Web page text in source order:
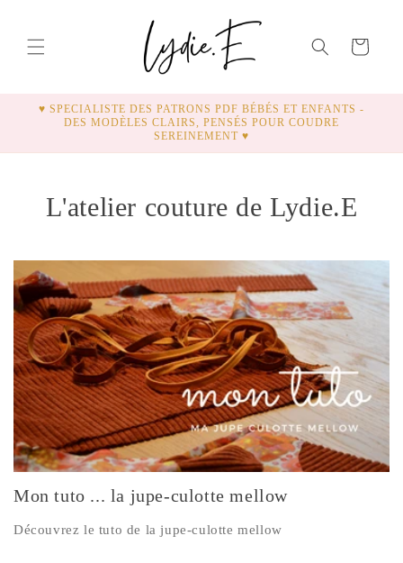
AU
CONTENU
Panier
♥ SPECIALISTE DES PATRONS PDF BÉBÉS ET ENFANTS -
DES MODÈLES CLAIRS, PENSÉS POUR COUDRE
SEREINEMENT ♥
L'atelier couture de Lydie.E
Mon tuto ... la jupe-culotte mellow
Découvrez le tuto de la jupe-culotte mellow